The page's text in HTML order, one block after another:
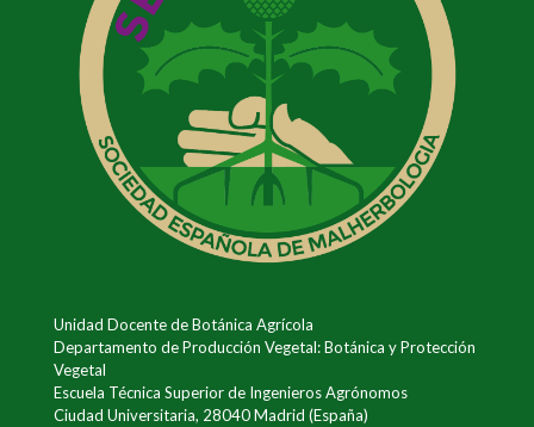
Unidad Docente de Botánica Agrícola
Departamento de Producción Vegetal: Botánica y Protección
Vegetal
Escuela Técnica Superior de Ingenieros Agrónomos
Ciudad Universitaria, 28040 Madrid (España)